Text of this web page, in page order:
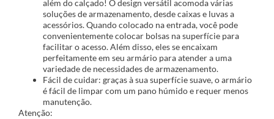
além do calçado! O design versátil acomoda várias
soluções de armazenamento, desde caixas e luvas a
acessórios. Quando colocado na entrada, você pode
convenientemente colocar bolsas na superfície para
facilitar o acesso. Além disso, eles se encaixam
perfeitamente em seu armário para atender a uma
variedade de necessidades de armazenamento.
Fácil de cuidar: graças à sua superfície suave, o armário
é fácil de limpar com um pano húmido e requer menos
manutenção.
Atenção: